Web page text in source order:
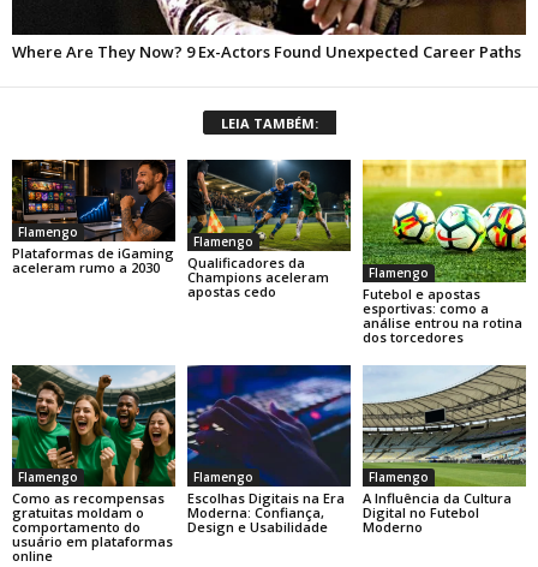
LEIA TAMBÉM:
Flamengo
Plataformas de iGaming
aceleram rumo a 2030
Flamengo
Qualificadores da
Champions aceleram
apostas cedo
Flamengo
Futebol e apostas
esportivas: como a
análise entrou na rotina
dos torcedores
Flamengo
Como as recompensas
gratuitas moldam o
comportamento do
usuário em plataformas
online
Flamengo
Escolhas Digitais na Era
Moderna: Confiança,
Design e Usabilidade
Flamengo
A Influência da Cultura
Digital no Futebol
Moderno